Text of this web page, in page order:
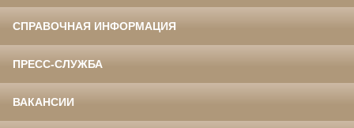
СПРАВОЧНАЯ ИНФОРМАЦИЯ
ПРЕСС-СЛУЖБА
ВАКАНСИИ